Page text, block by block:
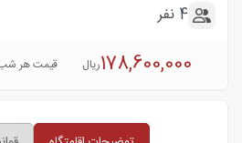
4 نفر
178,600,000ریال قیمت هر شب